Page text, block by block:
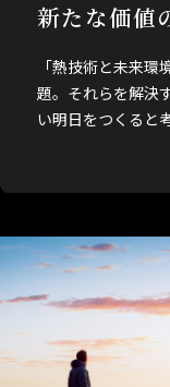
新たな価値
「熱技術と未来
題。それらを解決
い明日をつくると